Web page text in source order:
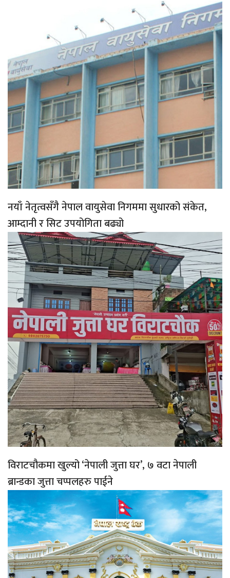
नयाँ नेतृत्वसँगै नेपाल वायुसेवा निगममा सुधारको संकेत,
आम्दानी र सिट उपयोगिता बढ्यो
विराटचौकमा खुल्यो ‘नेपाली जुत्ता घर’, ७ वटा नेपाली
ब्रान्डका जुत्ता चप्पलहरु पाईने